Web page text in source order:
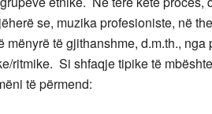
se, muzika profesioniste, në
të gjithanshme, d.m.th.,
ritmike. Si shfaqje tipike të
të përmend: